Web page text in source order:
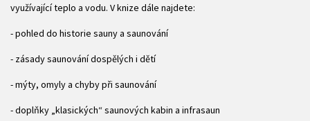
využívající teplo a vodu. V knize dále najdete:
- pohled do historie sauny a saunování
- zásady saunování dospělých i dětí
- mýty, omyly a chyby při saunování
- doplňky „klasických“ saunových kabin a infrasaun